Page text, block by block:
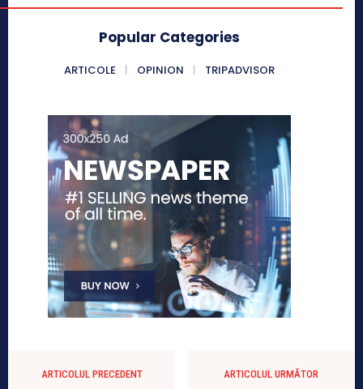
Popular Categories
ARTICOLE OPINION TRIPADVISOR
ARTICOLUL PRECEDENT ARTICOLUL URMĂTOR